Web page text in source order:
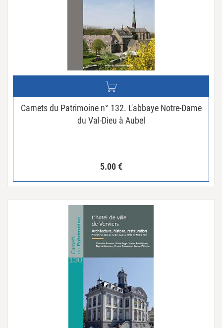
Carnets du Patrimoine n° 132. L'abbaye Notre-Dame
du Val-Dieu à Aubel
5.00€